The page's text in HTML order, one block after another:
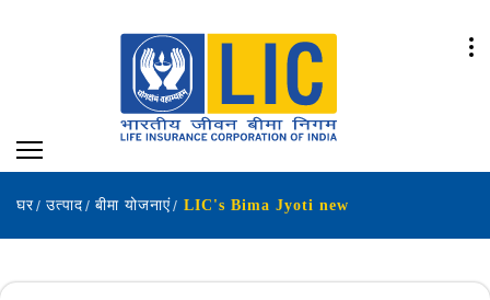
घर उत्पाद बीमा योजनाएं LIC's Bima Jyoti new